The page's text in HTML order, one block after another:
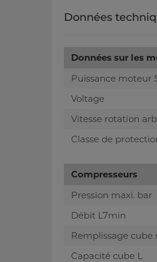
Données
Données sur les
Puissance moteur
Voltage
Vitesse rotation
Classe de
Compresseurs
Pression maxi. bar
Débit L7min
Remplissage cube
Capacité cube L